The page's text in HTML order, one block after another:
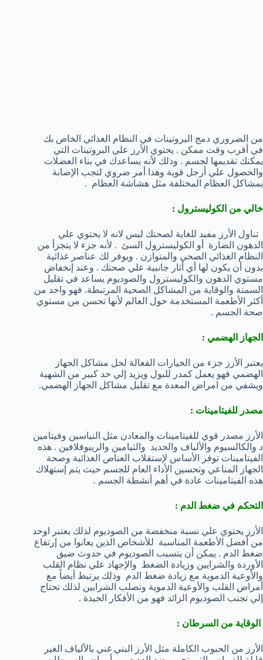
من الضروري دمج البروتينات في النظام الغذائي الخاص بك
في أقرب وقت ممكن . يحتوي الأرز علي البروتينات التي
يمكنك تقديمها لجسم . وذلك لأنه يساعدك في بناء العضلات
والحصول علي أرجل قوية وهذا أمر ضروي لتجب الإصابة
بمشاكل العظام المختلفة مثل هشاشة العظام .
خالي من الكوليسترول :
تناول الأرز مفيد للغاية لصحتك ليس لانه لا يحتوي علي
الدهون الضارة أو الكوليسترول السئ . لأنه جزء لا يتجزأ من
النظام الغذائي الصحي والمتوازن . ويوفر لك عناصر غذائية
بدون أن يكون لها أي أثار جانبية علي صحتك . وعند إنخفاض
مستوي الدهون والكوليسترول والصوديوم يساعد في تقليل
السمنة والوقاية من المشاكل الصحية المرتبطة. فهو واحد من
أكثر الأطعمة المستخدمة حول العالم لأنها تحسن من مستوي
صحة الجسم .
الجهاز الهضمي :
يعتبر الأرز جزء من الخيارات الفعالة لحل مشاكل الجهاز
الهضمي فهو يعمل كمدر للبول ويزيد إلي حد كبير من الشهية
ويشفي من امراض المعدة مع تقليل مشاكل الجهاز الهضمي.
مصدر للفيتامينات :
الأرز مصدر قوي للفيتامينات والمعادن مثل النياسين وفيتامين
د والكالسيوم والألياف والحديد والثيامين والريبوفلافين . هذه
الفيتامينات توفر الأساس لإستقلاب العناص الغذائية وصحة
الجهاز المناعي وتحسين الأداء العام للجسم حيث يتم إستهلاك
هذه الفيتامينات عادة في أهم أنشطة الجسم .
التحكم في ضغط الدم :
الأرز يحتوي علي نسبة منخفضة من الصوديوم لذلك يعتبر اوحد
من أفضل الأطعمة المناسبة للأشخاص الذين يعانوا من إرتفاع
ضغط الدم . يمكن أن يتسبب الصوديوم في حدوث ضيق
الأوردة والشرايين وزيادة الضغط والإجهاد علي نظام القلب
والأوعية الدموية مع زيادة ضغط الدم وذلك يرتبط أيضاً مع
أمراض القلب والأوعية الدموية وتصلب الشرايين لذلك تحتاج
إلي تجنب الصوديوم الزائد فهو من الأفكار الجيدة .
الوقاية من السرطان :
الأرز من الحبوب الكاملة مثل الأرز البني غني بالألياف الغير